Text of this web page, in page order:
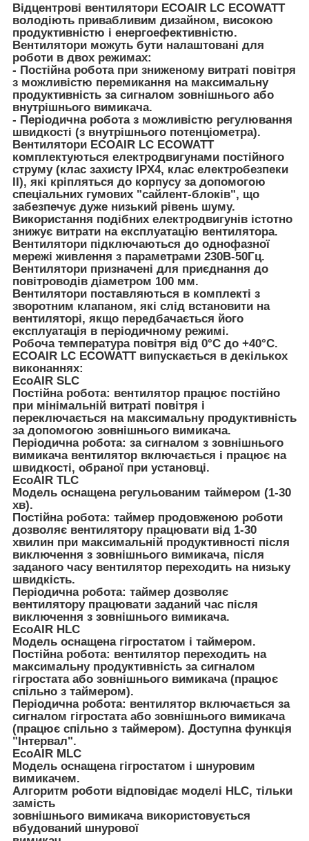
Відцентрові вентилятори ECOAIR LC ECOWATT
володіють привабливим дизайном, високою
продуктивністю і енергоефективністю.
Вентилятори можуть бути налаштовані для
роботи в двох режимах:
- Постійна робота при зниженому витраті повітря
з можливістю перемикання на максимальну
продуктивність за сигналом зовнішнього або
внутрішнього вимикача.
- Періодична робота з можливістю регулювання
швидкості (з внутрішнього потенціометра).
Вентилятори ECOAIR LC ECOWATT
комплектуються електродвигунами постійного
струму (клас захисту IPX4, клас електробезпеки
II), які кріпляться до корпусу за допомогою
спеціальних гумових "сайлент-блоків", що
забезпечує дуже низький рівень шуму.
Використання подібних електродвигунів істотно
знижує витрати на експлуатацію вентилятора.
Вентилятори підключаються до однофазної
мережі живлення з параметрами 230В-50Гц.
Вентилятори призначені для приєднання до
повітроводів діаметром 100 мм.
Вентилятори поставляються в комплекті з
зворотним клапаном, які слід встановити на
вентиляторі, якщо передбачається його
експлуатація в періодичному режимі.
Робоча температура повітря від 0°С до +40°С.
ECOAIR LC ECOWATT випускається в декількох
виконаннях:
EcoAIR SLC
Постійна робота: вентилятор працює постійно
при мінімальній витраті повітря і
переключається на максимальну продуктивність
за допомогою зовнішнього вимикача.
Періодична робота: за сигналом з зовнішнього
вимикача вентилятор включається і працює на
швидкості, обраної при установці.
EcoAIR TLC
Модель оснащена регульованим таймером (1-30
хв).
Постійна робота: таймер продовженою роботи
дозволяє вентилятору працювати від 1-30
хвилин при максимальній продуктивності після
виключення з зовнішнього вимикача, після
заданого часу вентилятор переходить на низьку
швидкість.
Періодична робота: таймер дозволяє
вентилятору працювати заданий час після
виключення з зовнішнього вимикача.
EcoAIR HLC
Модель оснащена гігростатом і таймером.
Постійна робота: вентилятор переходить на
максимальну продуктивність за сигналом
гігростата або зовнішнього вимикача (працює
спільно з таймером).
Періодична робота: вентилятор включається за
сигналом гігростата або зовнішнього вимикача
(працює спільно з таймером). Доступна функція
"Інтервал".
EcoAIR MLC
Модель оснащена гігростатом і шнуровим
вимикачем.
Алгоритм роботи відповідає моделі HLC, тільки
замість
зовнішнього вимикача використовується
вбудований шнурової